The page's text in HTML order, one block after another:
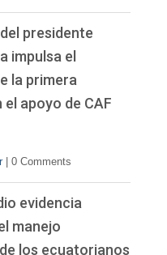
presidente
impulsa el
la primera
apoyo de CAF
0 Comments
evidencia
manejo
los ecuatorianos